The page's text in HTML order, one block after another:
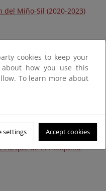
del Miño-Sil (2020-2023)
Parque de El Hosquillo
cookies to keep your
about how you use this
To learn more about
settings Accept cookies